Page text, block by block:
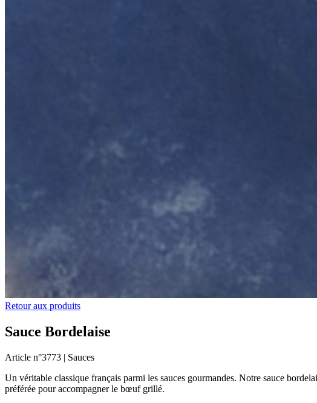
Retour aux produits
Sauce Bordelaise
Article n°3773 | Sauces
Un véritable classique français parmi les sauces gourmandes. Notre sauce
préférée pour accompagner le bœuf grillé.